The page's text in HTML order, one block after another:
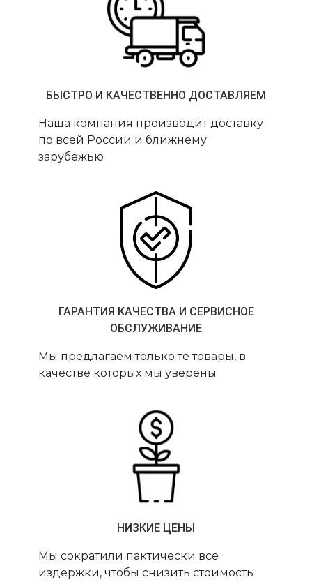
БЫСТРО И КАЧЕСТВЕННО ДОСТАВЛЯЕМ
Наша компания производит доставку
по всей России и ближнему
зарубежью
ГАРАНТИЯ КАЧЕСТВА И СЕРВИСНОЕ
ОБСЛУЖИВАНИЕ
Мы предлагаем только те товары, в
качестве которых мы уверены
НИЗКИЕ ЦЕНЫ
Мы сократили пактически все
издержки, чтобы снизить стоимость